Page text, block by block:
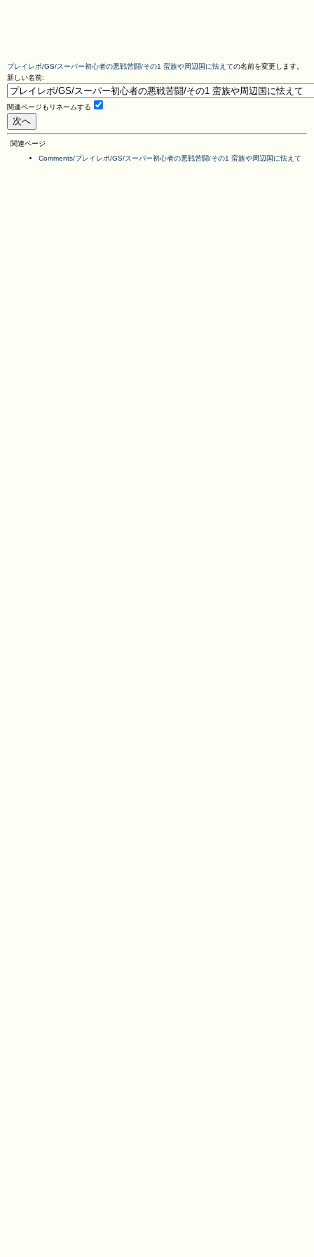
プレイレポ/GS/スーパー初心者の悪戦苦闘/その1 蛮族や周辺国に怯えての名前を変更します。
新しい名前:
関連ページもリネームする
関連ページ
Comments/プレイレポ/GS/スーパー初心者の悪戦苦闘/その1 蛮族や周辺国に怯えて